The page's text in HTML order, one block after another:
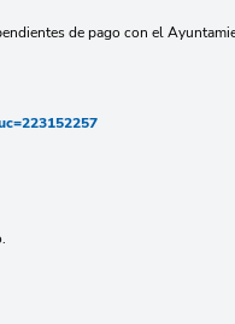
de pago con el